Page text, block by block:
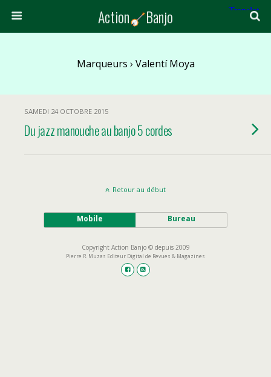
Action Banjo
Marqueurs › Valentí Moya
SAMEDI 24 OCTOBRE 2015
Du jazz manouche au banjo 5 cordes
Retour au début
Mobile Bureau
Copyright Action Banjo © depuis 2009
Pierre R. Muzas Editeur Digital de Revues & Magazines